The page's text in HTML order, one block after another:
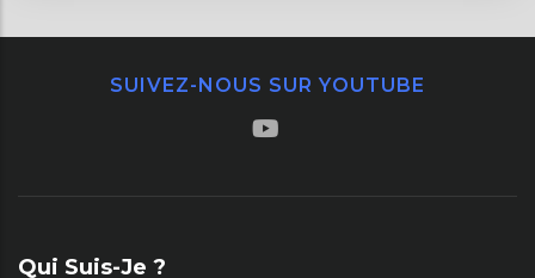
SUIVEZ-NOUS SUR YOUTUBE
Qui Suis-Je ?